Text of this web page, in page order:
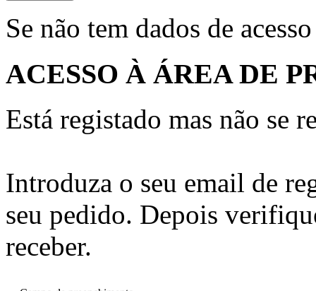
Se não tem dados de
ACESSO À ÁREA DE
Está registado mas não se
Introduza o seu email de
seu pedido. Depois
receber.